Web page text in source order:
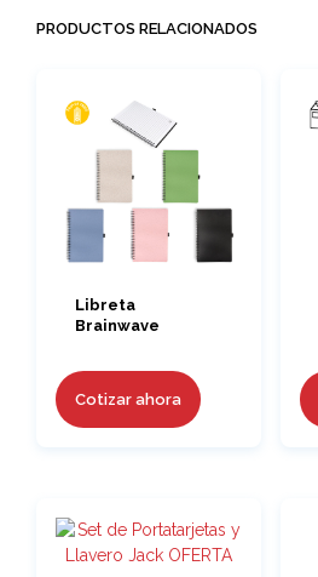
PRODUCTOS RELACIONADOS
Libreta
Brainwave
Cotizar ahora